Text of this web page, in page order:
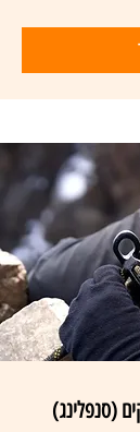
(סנפלינג)